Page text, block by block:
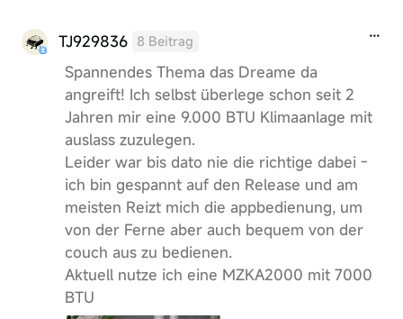
TJ929836 8 Beitrag
Spannendes Thema das Dreame da
angreift! Ich selbst überlege schon seit 2
Jahren mir eine 9.000 BTU Klimaanlage mit
auslass zuzulegen.
Leider war bis dato nie die richtige dabei -
ich bin gespannt auf den Release und am
meisten Reizt mich die appbedienung, um
von der Ferne aber auch bequem von der
couch aus zu bedienen.
Aktuell nutze ich eine MZKA2000 mit 7000
BTU